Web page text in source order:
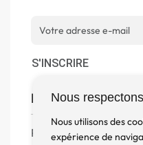
Nous
Nous utilisons des
expérience de
S'INSCRIRE
Boutique
Produits